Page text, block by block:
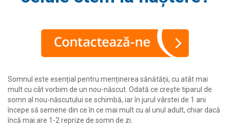
Somnul este esențial pentru menținerea sănătății, cu atât mai
mult cu cât vorbim de un nou-născut. Odată ce crește tiparul de
somn al nou-născutului se schimbă, iar în jurul vârstei de 1 ani
începe să semene din ce în ce mai mult cu al unul adult, chiar dacă
încă mai are 1-2 reprize de somn de zi.